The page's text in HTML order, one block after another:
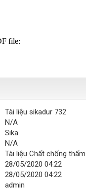
Tài liệu sikadur 732
N/A
Sika
N/A
Tài liệu Chất chống
28/05/2020 04:22
28/05/2020 04:22
admin